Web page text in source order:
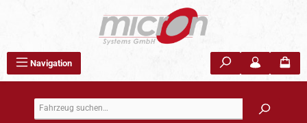
Navigation